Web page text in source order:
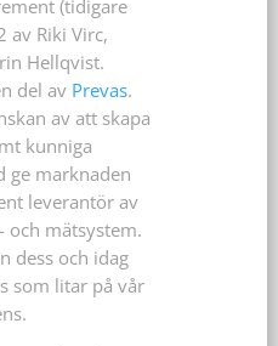
(tidigare
av Riki Virc,
Hellqvist.
del av Prevas.
av att skapa
kunniga
ge marknaden
leverantör av
och mätsystem.
dess och idag
som litar på vår